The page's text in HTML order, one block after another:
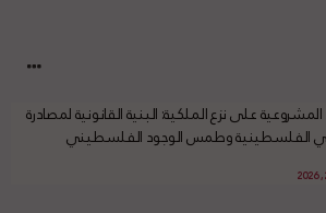
على نزع الملكية: البنية القانونية لمصادرة
الفلسطينية وطمس الوجود الفلسطيني